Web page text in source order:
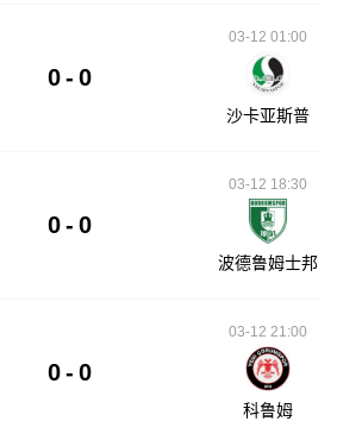
0 - 0
03-12 01:00
沙卡亚斯普
0 - 0
03-12 18:30
波德鲁姆士邦
0 - 0
03-12 21:00
科鲁姆